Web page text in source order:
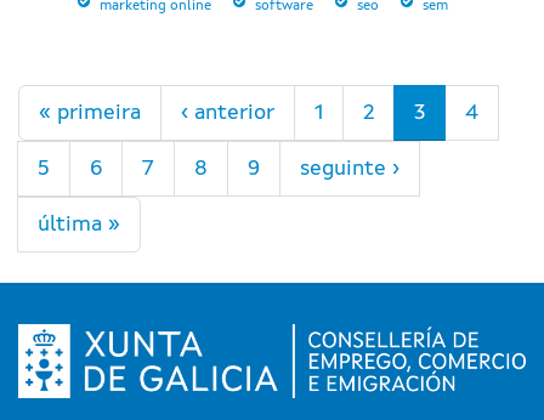
marketing online software seo sem
Páxinas
« primeira ‹ anterior 1 2 3 4
5 6 7 8 9 seguinte ›
última »